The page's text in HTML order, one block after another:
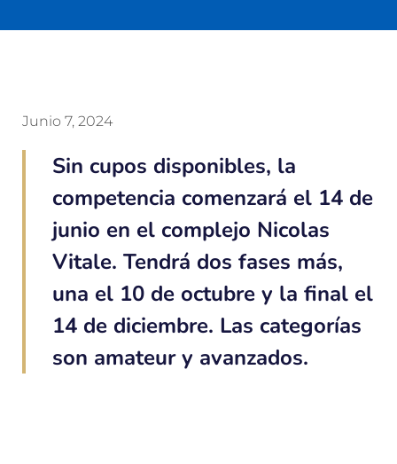
Junio 7, 2024
Sin cupos disponibles, la
competencia comenzará el 14 de
junio en el complejo Nicolas
Vitale. Tendrá dos fases más,
una el 10 de octubre y la final el
14 de diciembre. Las categorías
son amateur y avanzados.